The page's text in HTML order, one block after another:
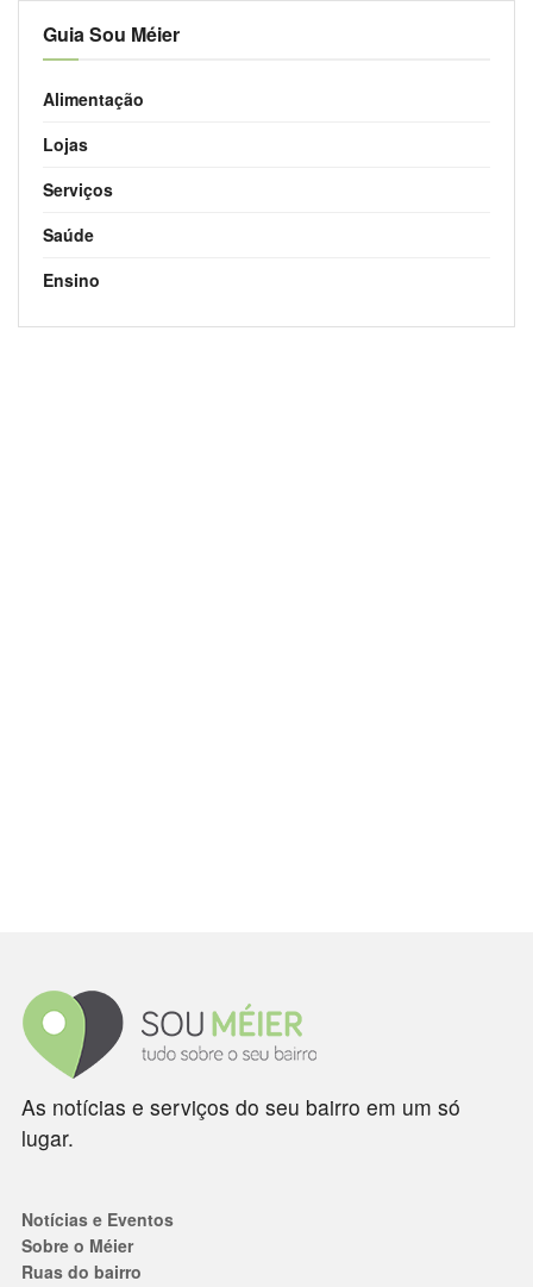
Guia Sou Méier
Alimentação
Lojas
Serviços
Saúde
Ensino
As notícias e serviços do seu bairro em um só
lugar.
Notícias e Eventos
Sobre o Méier
Ruas do bairro